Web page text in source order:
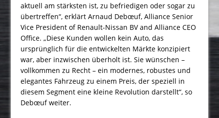
aktuell am stärksten ist, zu befriedigen oder sogar zu
übertreffen“, erklärt Arnaud Debœuf, Alliance Senior
Vice President of Renault-Nissan BV and Alliance CEO
Office. „Diese Kunden wollen kein Auto, das
ursprünglich für die entwickelten Märkte konzipiert
war, aber inzwischen überholt ist. Sie wünschen –
vollkommen zu Recht – ein modernes, robustes und
elegantes Fahrzeug zu einem Preis, der speziell in
diesem Segment eine kleine Revolution darstellt“, so
Debœuf weiter.